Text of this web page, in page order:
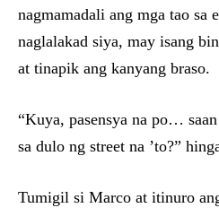
nagmamadali ang mga tao sa
naglalakad siya, may isang
at tinapik ang kanyang braso.
“Kuya, pasensya na po…
sa dulo ng street na ’to?”
Tumigil si Marco at itinuro